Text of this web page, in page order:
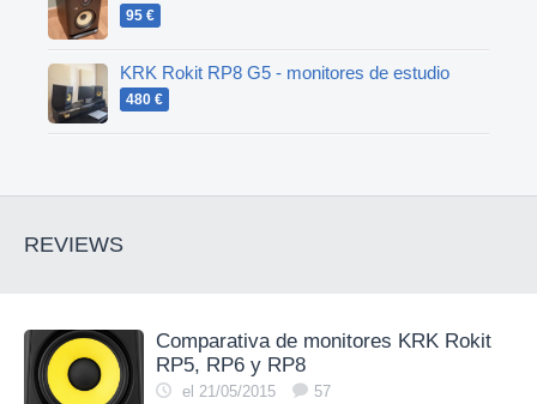
95 €
KRK Rokit RP8 G5 - monitores de estudio
480 €
REVIEWS
Comparativa de monitores KRK Rokit
RP5, RP6 y RP8
el 21/05/2015 57